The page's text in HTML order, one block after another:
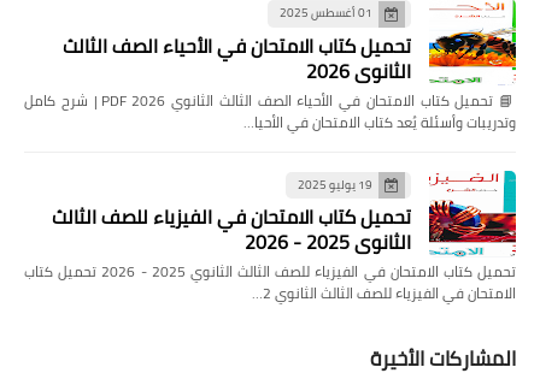
01 أغسطس 2025
تحميل كتاب الامتحان في الأحياء الصف الثالث
الثانوي 2026
📘 تحميل كتاب الامتحان في الأحياء الصف الثالث الثانوي 2026 PDF | شرح كامل
وتدريبات وأسئلة يُعد كتاب الامتحان في الأحيا…
19 يوليو 2025
تحميل كتاب الامتحان في الفيزياء للصف الثالث
الثانوي 2025 - 2026
تحميل كتاب الامتحان في الفيزياء للصف الثالث الثانوي 2025 - 2026 تحميل كتاب
الامتحان في الفيزياء للصف الثالث الثانوي 2…
المشاركات الأخيرة